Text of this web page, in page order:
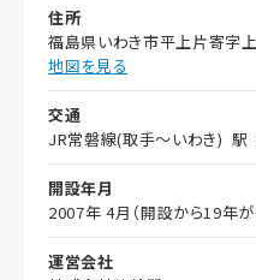
住所
福島県いわき市平上片寄字
地図を見る
交通
JR常磐線(取手～いわき) 駅
開設年月
2007年 4月（開設から19年が
運営会社